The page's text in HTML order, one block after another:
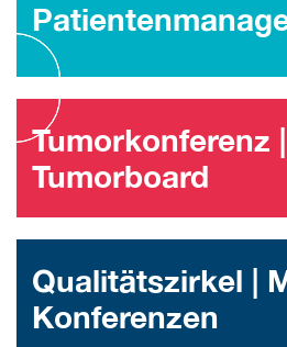
Tumorkonferenz |
Tumorboard
Qualitätszirkel |
Konferenzen